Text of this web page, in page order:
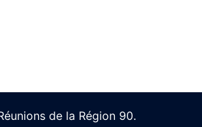
de la Région 90.